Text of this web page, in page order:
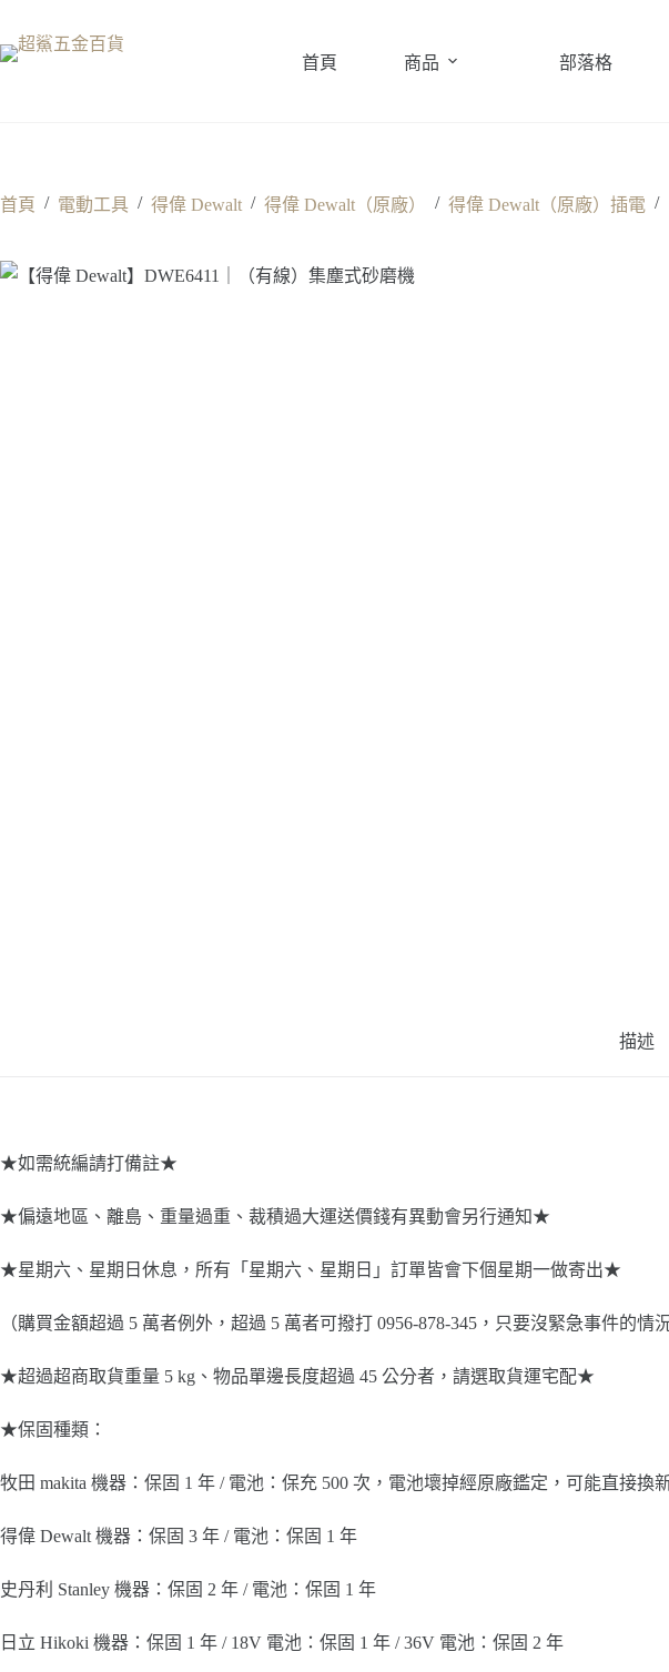
至
主
首頁 商品 部落格
首頁 / 電動工具 / 得偉 Dewalt / 得偉 Dewalt（原廠） / 得偉 Dewalt（原廠）插電 /
描述
★如需統編請打備註★
★偏遠地區、離島、重量過重、裁積過大運送價錢有異動會另行通知★
★星期六、星期日休息，所有「星期六、星期日」訂單皆會下個星期一做寄出★
（購買金額超過 5 萬者例外，超過 5 萬者可撥打 0956-878-345，只要沒緊急事件的情
★超過超商取貨重量 5 kg、物品單邊長度超過 45 公分者，請選取貨運宅配★
★保固種類：
牧田 makita 機器：保固 1 年 / 電池：保充 500 次，電池壞掉經原廠鑑定，可能直接換
得偉 Dewalt 機器：保固 3 年 / 電池：保固 1 年
史丹利 Stanley 機器：保固 2 年 / 電池：保固 1 年
日立 Hikoki 機器：保固 1 年 / 18V 電池：保固 1 年 / 36V 電池：保固 2 年